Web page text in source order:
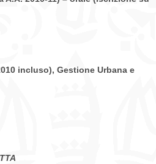
incluso), Gestione Urbana e